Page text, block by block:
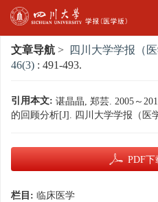
文章导航 > 四川大学学报（医
46(3) : 491-493.
引用本文: 谌晶晶, 郑芸. 2005～
的回顾分析[J]. 四川大学学报（医
PDF下
栏目: 临床医学